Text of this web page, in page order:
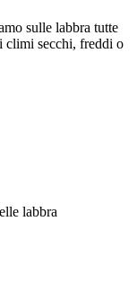
sulle labbra tutte
climi secchi, freddi o
labbra